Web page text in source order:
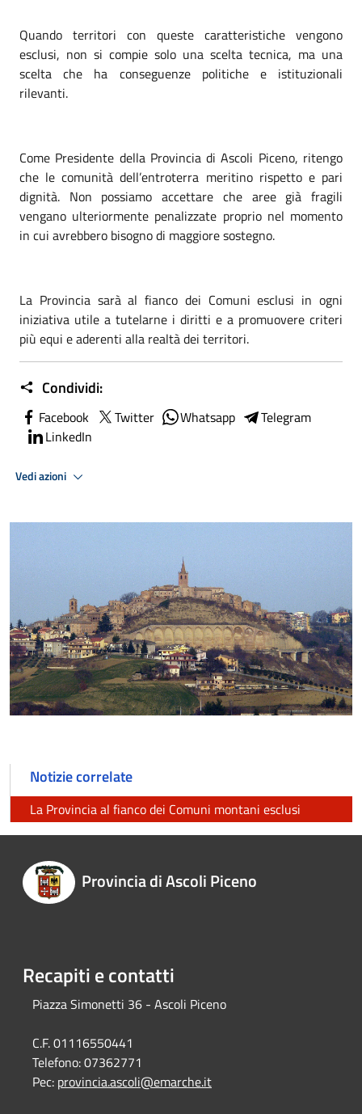
Quando territori con queste caratteristiche vengono
esclusi, non si compie solo una scelta tecnica, ma una
scelta che ha conseguenze politiche e istituzionali
rilevanti.
Come Presidente della Provincia di Ascoli Piceno, ritengo
che le comunità dell’entroterra meritino rispetto e pari
dignità. Non possiamo accettare che aree già fragili
vengano ulteriormente penalizzate proprio nel momento
in cui avrebbero bisogno di maggiore sostegno.
La Provincia sarà al fianco dei Comuni esclusi in ogni
iniziativa utile a tutelarne i diritti e a promuovere criteri
più equi e aderenti alla realtà dei territori.
Condividi:
Facebook Twitter Whatsapp
Telegram
LinkedIn
Vedi azioni
Notizie correlate
La Provincia al fianco dei Comuni montani esclusi
Provincia di Ascoli Piceno
Recapiti e contatti
Piazza Simonetti 36 - Ascoli Piceno
C.F. 01116550441
Telefono:07362771
Pec: provincia.ascoli@emarche.it